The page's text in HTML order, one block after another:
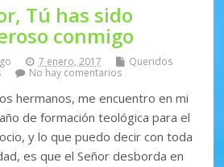
Tú has sido
conmigo
7 enero, 2017
Queridos
No hay comentarios
hermanos, me encuentro en mi
de formación teológica para el
y lo que puedo decir con toda
es que el Señor desborda en